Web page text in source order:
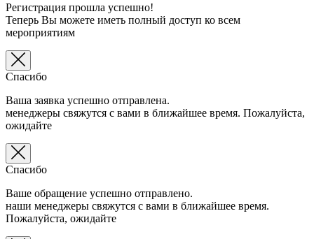
Регистрация прошла успешно!
Теперь Вы можете иметь полный доступ ко всем
мероприятиям
Спасибо
Ваша заявка успешно отправлена.
менеджеры свяжутся с вами в ближайшее время. Пожалуйста,
ожидайте
Спасибо
Ваше обращение успешно отправлено.
наши менеджеры свяжутся с вами в ближайшее время.
Пожалуйста, ожидайте